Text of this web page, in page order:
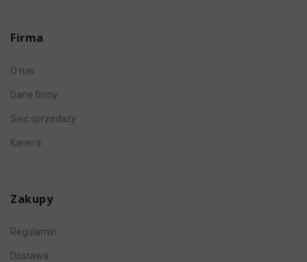
Firma
O nas
Dane firmy
Sieć sprzedaży
Kariera
Zakupy
Regulamin
Dostawa